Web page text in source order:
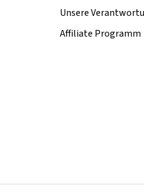
Unsere
Affiliate Programm